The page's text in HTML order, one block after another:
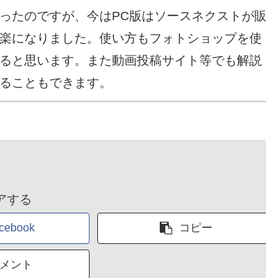
たのですが、今はPC版はソースネクストが販
になりました。使い方もフォトショップを使
と思います。また動画投稿サイト等でも解説
こともできます。
する
コピー
ント